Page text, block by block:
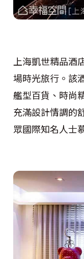
上海凱世精品
場時光旅行。該
艦型百貨、時尚
充滿設計情調的
眾國際知名人士